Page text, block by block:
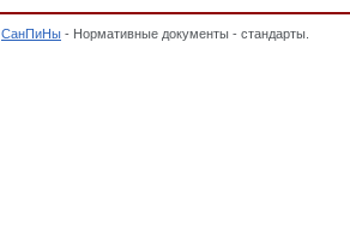
СанПиНы - Нормативные документы - стандарты.